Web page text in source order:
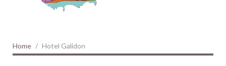
Home Hotel Galidon